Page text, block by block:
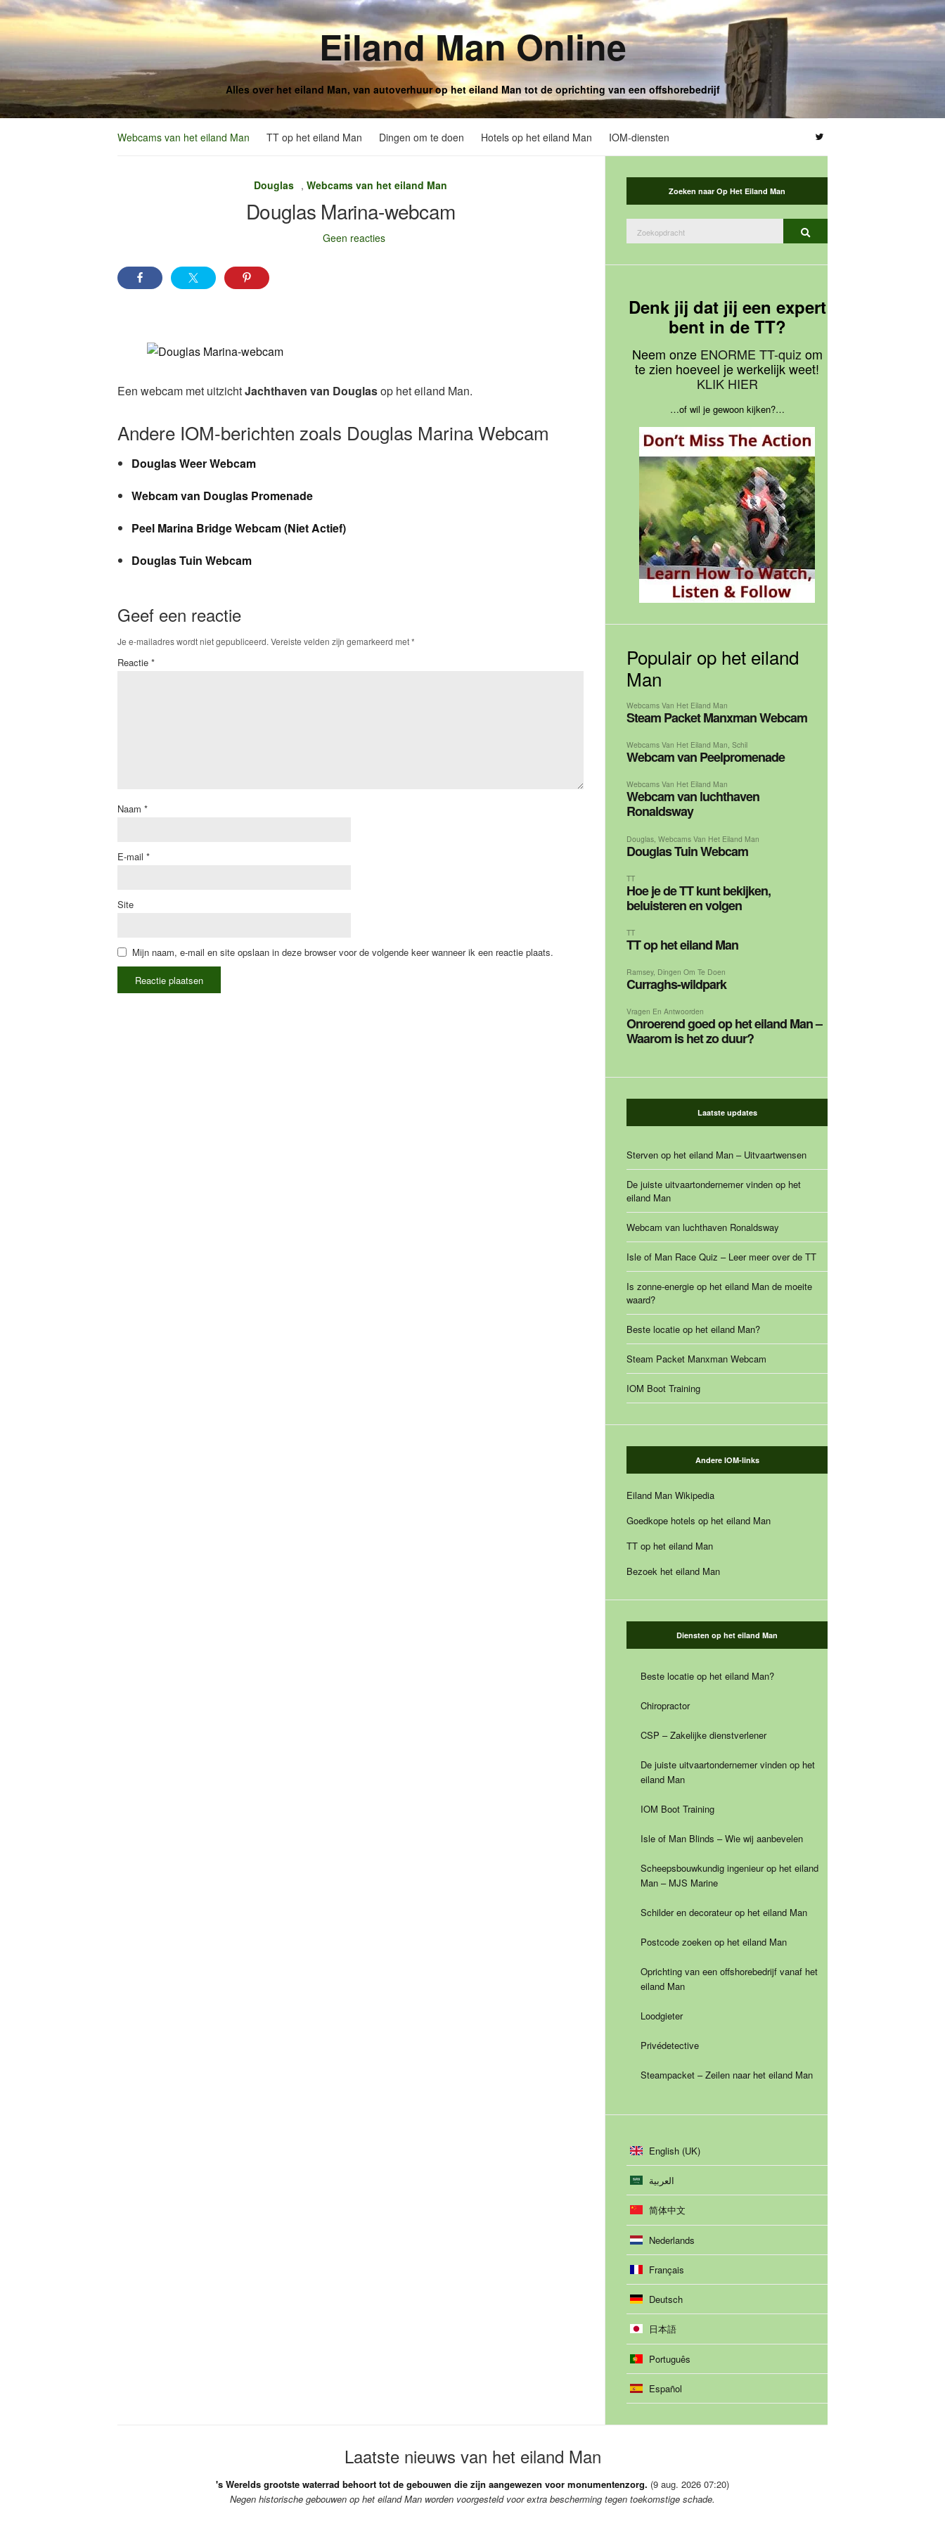
Eiland Man Online
Alles over het eiland Man, van autoverhuur op het eiland Man tot de oprichting van een offshorebedrijf
Webcams van het eiland Man TT op het eiland Man Dingen om te doen Hotels op het eiland Man IOM-diensten
Douglas ,Webcams van het eiland Man
Douglas Marina-webcam
Geen reacties
Een webcam met uitzichtJachthaven van Douglasop het eiland Man.
Andere IOM-berichten zoals Douglas Marina Webcam
Douglas Weer Webcam
Webcam van Douglas Promenade
Peel Marina Bridge Webcam (Niet Actief)
Douglas Tuin Webcam
Geef een reactie
Je e-mailadres wordt niet gepubliceerd. Vereiste velden zijn gemarkeerd met*
Reactie *
Naam *
E-mail *
Site
Mijn naam, e-mail en site opslaan in deze browser voor de volgende keer wanneer ik een reactie plaats.
Zoeken naar Op Het Eiland Man
naar:
Zoekopdracht
Denk jij dat jij een expert
bent in de TT?
Neem onze ENORME TT-quiz om
te zien hoeveel je werkelijk weet!
KLIK HIER
…of wil je gewoon kijken?…
Populair op het eiland
Man
Webcams Van Het Eiland Man
Steam Packet Manxman Webcam
Webcams Van Het Eiland Man,Schil
Webcam van Peelpromenade
Webcams Van Het Eiland Man
Webcam van luchthaven
Ronaldsway
Douglas ,Webcams Van Het Eiland Man
Douglas Tuin Webcam
TT
Hoe je de TT kunt bekijken,
beluisteren en volgen
TT
TT op het eiland Man
Ramsey, Dingen Om Te Doen
Curraghs-wildpark
Vragen En Antwoorden
Onroerend goed op het eiland Man –
Waarom is het zo duur?
Laatste updates
Sterven op het eiland Man – Uitvaartwensen
De juiste uitvaartondernemer vinden op het
eiland Man
Webcam van luchthaven Ronaldsway
Isle of Man Race Quiz – Leer meer over de TT
Is zonne-energie op het eiland Man de moeite
waard?
Beste locatie op het eiland Man?
Steam Packet Manxman Webcam
IOM Boot Training
Andere IOM-links
Eiland Man Wikipedia
Goedkope hotels op het eiland Man
TT op het eiland Man
Bezoek het eiland Man
Diensten op het eiland Man
Beste locatie op het eiland Man?
Chiropractor
CSP – Zakelijke dienstverlener
De juiste uitvaartondernemer vinden op het
eiland Man
IOM Boot Training
Isle of Man Blinds – Wie wij aanbevelen
Scheepsbouwkundig ingenieur op het eiland
Man – MJS Marine
Schilder en decorateur op het eiland Man
Postcode zoeken op het eiland Man
Oprichting van een offshorebedrijf vanaf het
eiland Man
Loodgieter
Privédetective
Steampacket – Zeilen naar het eiland Man
English (UK)
العربية
简体中文
Nederlands
Français
Deutsch
日本語
Português
Español
Laatste nieuws van het eiland Man
's Werelds grootste waterrad behoort tot de gebouwen die zijn aangewezen voor monumentenzorg. (9 aug. 2026 07:20)
Negen historische gebouwen op het eiland Man worden voorgesteld voor extra bescherming tegen toekomstige schade.